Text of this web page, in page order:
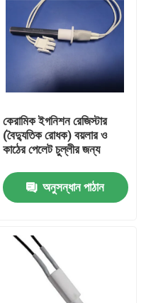
কেরামিক ইগনিশন রেজিস্টার
(বৈদ্যুতিক রোধক) বয়লার ও
কাঠের পেলেট চুল্লীর জন্য
অনুসন্ধান পাঠান